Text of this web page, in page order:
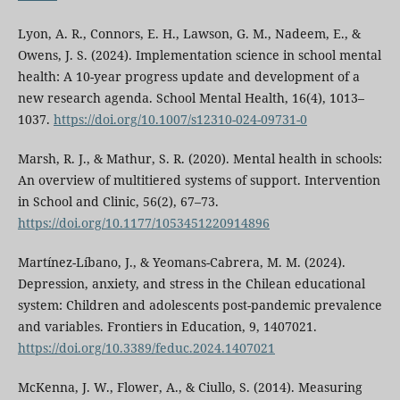
Lyon, A. R., Connors, E. H., Lawson, G. M., Nadeem, E., &
Owens, J. S. (2024). Implementation science in school mental
health: A 10-year progress update and development of a
new research agenda. School Mental Health, 16(4), 1013–
1037. https://doi.org/10.1007/s12310-024-09731-0
Marsh, R. J., & Mathur, S. R. (2020). Mental health in schools:
An overview of multitiered systems of support. Intervention
in School and Clinic, 56(2), 67–73.
https://doi.org/10.1177/1053451220914896
Martínez-Líbano, J., & Yeomans-Cabrera, M. M. (2024).
Depression, anxiety, and stress in the Chilean educational
system: Children and adolescents post-pandemic prevalence
and variables. Frontiers in Education, 9, 1407021.
https://doi.org/10.3389/feduc.2024.1407021
McKenna, J. W., Flower, A., & Ciullo, S. (2014). Measuring